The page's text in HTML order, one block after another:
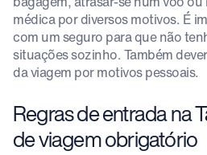
médica por diversos motivos. É
com um seguro para que não
situações sozinho. Também
da viagem por motivos pessoais.
Regras de entrada na
de viagem obrigatório